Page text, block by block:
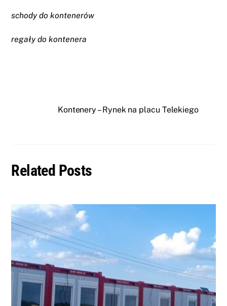
schody do kontenerów
regały do kontenera
Kontenery – Rynek na placu Telekiego
Related Posts